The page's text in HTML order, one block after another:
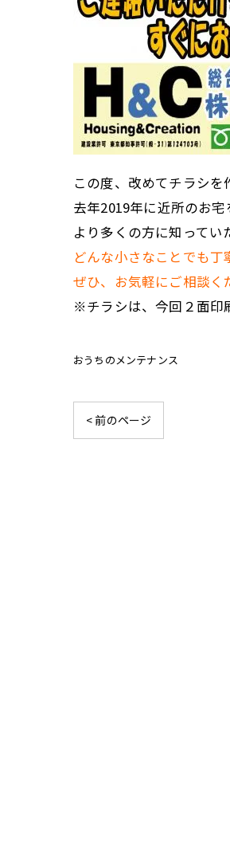
この度、改めてチラシを
去年2019年に近所のお
より多くの方に知ってい
どんな小さなことでも丁
ぜひ、お気軽にご相談く
※チラシは、今回２面印
おうちのメンテナンス
< 前のページ